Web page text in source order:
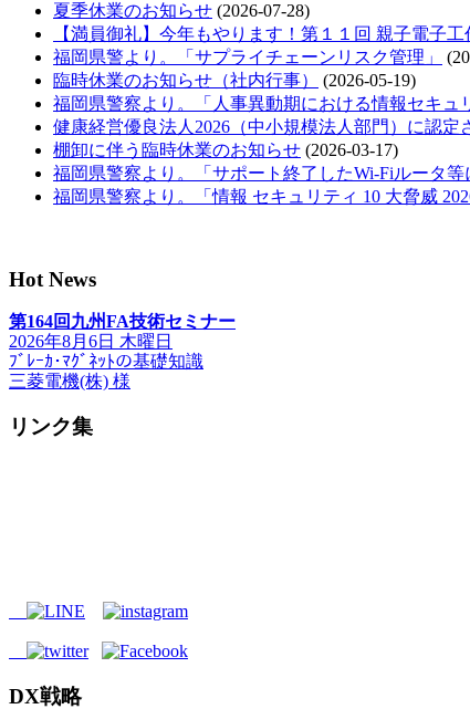
夏季休業のお知らせ (2026-07-28)
【満員御礼】今年もやります！第１１回 親子電子工
福岡県警より。「サプライチェーンリスク管理」
臨時休業のお知らせ（社内行事）
(2026-05-19)
福岡県警察より。「人事異動期における情報セキュ
健康経営優良法人2026（中小規模法人部門）に認定
棚卸に伴う臨時休業のお知らせ (2026-03-17)
福岡県警察より。「サポート終了したWi-Fiルータ等
福岡県警察より。「情報 セキュリティ 10 大脅威
Hot News
第164回九州FA技術セミナー
2026年8月6日 木曜日
ﾌﾞﾚｰｶ･ﾏｸﾞﾈｯﾄの基礎知識
三菱電機(株) 様
リンク集
DX戦略